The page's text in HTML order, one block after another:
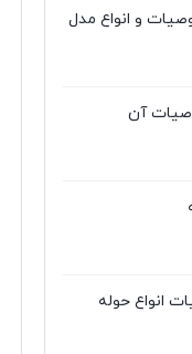
و انواع مدل
آن
انواع حوله